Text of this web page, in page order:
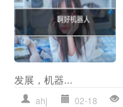
发展，机器...
ahj 02-18